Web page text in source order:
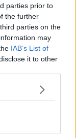
parties prior to
the further
parties on the
may
IAB’s List of
it to other